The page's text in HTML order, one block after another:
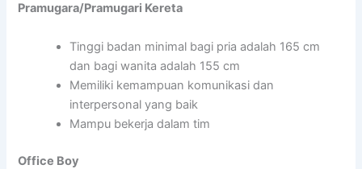
Pramugara/Pramugari Kereta
Tinggi badan minimal bagi pria adalah 165 cm
dan bagi wanita adalah 155 cm
Memiliki kemampuan komunikasi dan
interpersonal yang baik
Mampu bekerja dalam tim
Office Boy